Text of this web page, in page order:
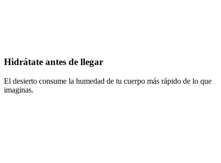
Hidrátate antes de llegar
El desierto consume la humedad de tu cuerpo más rápido de lo que
imaginas.